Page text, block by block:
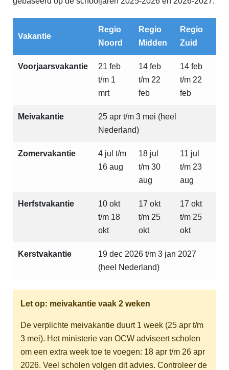
Vakantie
Regio
Noord
Regio
Midden
Regio
Zuid
Voorjaarsvakantie
21 feb
t/m 1
mrt
14 feb
t/m 22
feb
14 feb
t/m 22
feb
Meivakantie
25 apr t/m 3 mei (heel
Nederland)
Zomervakantie
4 jul t/m
16 aug
18 jul
t/m 30
aug
11 jul
t/m 23
aug
Herfstvakantie
10 okt
t/m 18
okt
17 okt
t/m 25
okt
17 okt
t/m 25
okt
Kerstvakantie
19 dec 2026 t/m 3 jan 2027
(heel Nederland)
Let op: meivakantie vaak 2 weken
De verplichte meivakantie duurt 1 week (25 apr t/m
3 mei). Het ministerie van OCW adviseert scholen
om een extra week toe te voegen: 18 apr t/m 26 apr
2026. Veel scholen volgen dit advies. Controleer de